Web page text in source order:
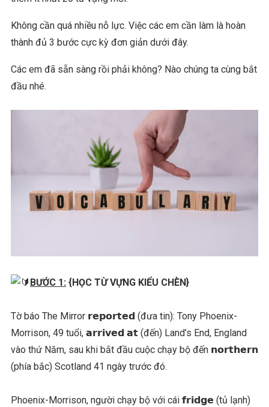
Không cần quá nhiều nỗ lực. Việc các em cần làm là hoàn
thành đủ 3 bước cực kỳ đơn giản dưới đây.
Các em đã sẵn sàng rồi phải không? Nào chúng ta cùng bắt
đầu nhé.
BƯỚC 1: {HỌC TỪ VỰNG KIỂU CHÈN}
Tờ báo The Mirror 𝗿𝗲𝗽𝗼𝗿𝘁𝗲𝗱 (đưa tin): Tony Phoenix-
Morrison, 49 tuổi, 𝗮𝗿𝗿𝗶𝘃𝗲𝗱 𝗮𝘁 (đến) Land’s End, England
vào thứ Năm, sau khi bắt đầu cuộc chạy bộ đến 𝗻𝗼𝗿𝘁𝗵𝗲𝗿𝗻
(phía bắc) Scotland 41 ngày trước đó.
Phoenix-Morrison, người chạy bộ với cái 𝗳𝗿𝗶𝗱𝗴𝗲 (tủ lạnh)